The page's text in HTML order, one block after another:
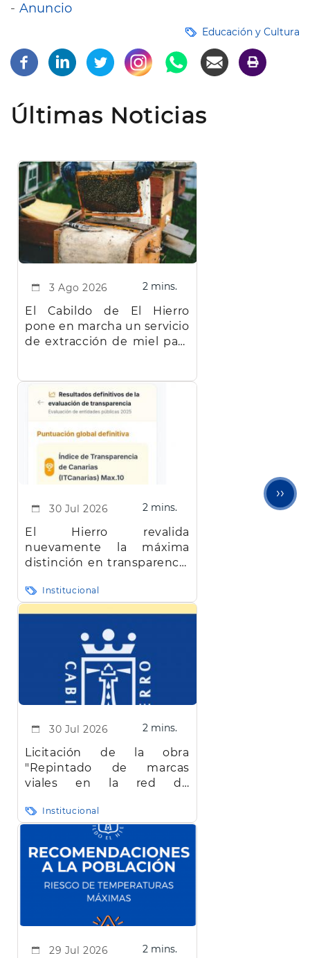
- Anuncio
Educación y Cultura
Últimas Noticias
3 Ago 2026 2 mins.
El Cabildo de El Hierro
pone en marcha un servicio
de extracción de miel para
30 Jul 2026 2 mins.
El Hierro revalida
nuevamente la máxima
distinción en transparencia
Institucional
30 Jul 2026 2 mins.
Licitación de la obra
"Repintado de marcas
viales en la red de
Hierro"
Institucional
29 Jul 2026 2 mins.
››